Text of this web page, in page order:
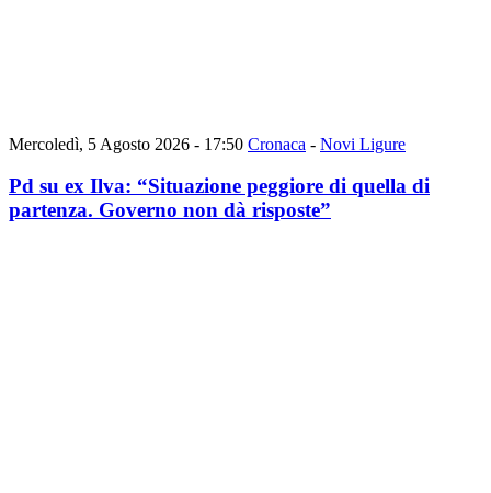
Mercoledì, 5 Agosto 2026 - 17:50 Cronaca - Novi Ligure
Pd su ex Ilva: “Situazione peggiore di quella di
partenza. Governo non dà risposte”